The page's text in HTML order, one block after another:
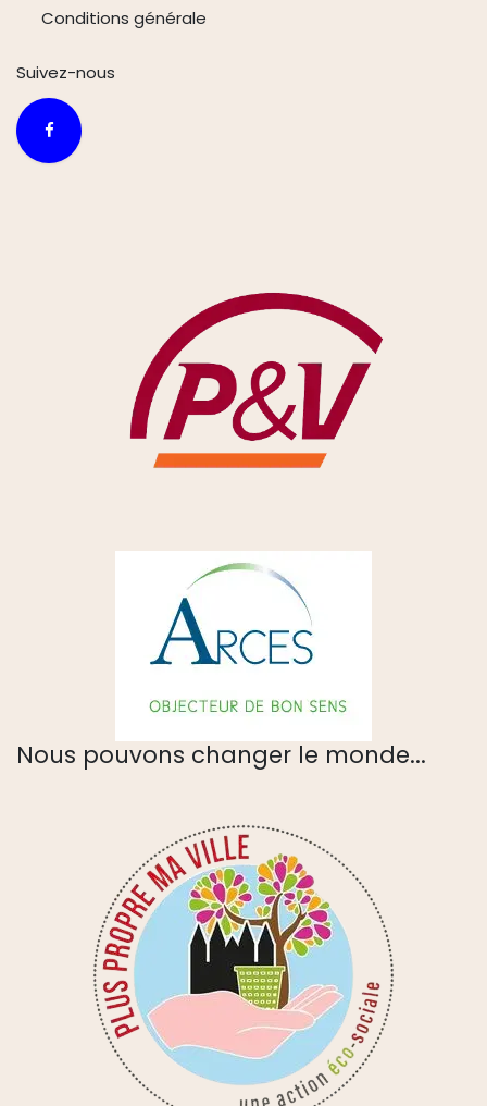
Conditions générale
Suivez-nous
Nous pouvons changer le monde...